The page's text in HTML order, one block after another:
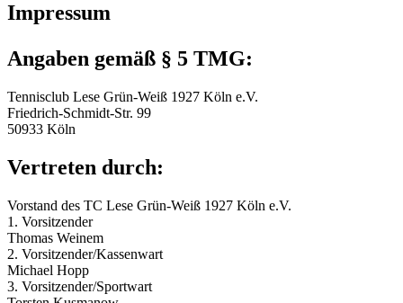
Impressum
Angaben gemäß § 5 TMG:
Tennisclub Lese Grün-Weiß 1927 Köln e.V.
Friedrich-Schmidt-Str. 99
50933 Köln
Vertreten durch:
Vorstand des TC Lese Grün-Weiß 1927 Köln e.V.
1. Vorsitzender
Thomas Weinem
2. Vorsitzender/Kassenwart
Michael Hopp
3. Vorsitzender/Sportwart